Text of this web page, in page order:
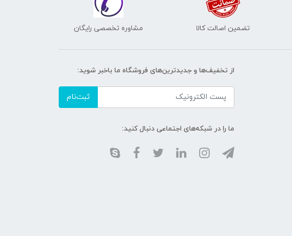
تضمین اصالت کالا مشاوره تخصصی رایگان
از تخفیف‌ها و جدیدترین‌های فروشگاه ما باخبر شوید:
ثبت‌نام
ما را در شبکه‌های اجتماعی دنبال کنید: